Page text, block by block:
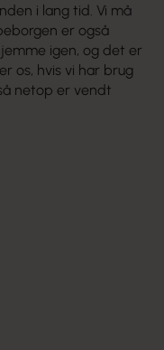
i lang tid. Vi må
er også
igen, og det er
os, hvis vi har brug
netop er vendt